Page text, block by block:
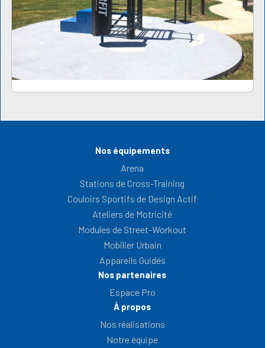
Nos équipements
Arena
Stations de Cross-Training
Couloirs Sportifs de Design Actif
Ateliers de Motricité
Modules de Street-Workout
Mobilier Urbain
Appareils Guidés
Nos partenaires
Espace Pro
À propos
Nos réalisations
Notre équipe